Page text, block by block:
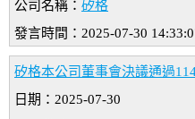
公司名稱： 矽格
發言時間：2025-07-30
矽格本公司董事會決議通過
日期：2025-07-30